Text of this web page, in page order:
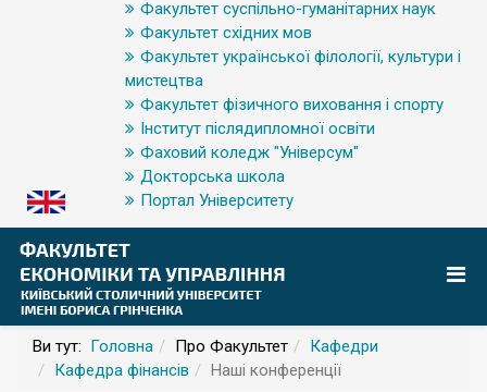
Факультет суспільно-гуманітарних наук
Факультет східних мов
Факультет української філології, культури і
мистецтва
Факультет фізичного виховання і спорту
Інститут післядипломної освіти
Фаховий коледж "Універсум"
Докторська школа
Портал Університету
Ви тут: Головна Про Факультет
Кафедри
Кафедра фінансів
Наші конференції